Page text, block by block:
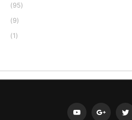
(95)
(9)
(1)